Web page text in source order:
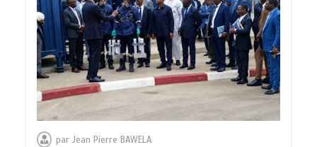
parJean Pierre BAWELA